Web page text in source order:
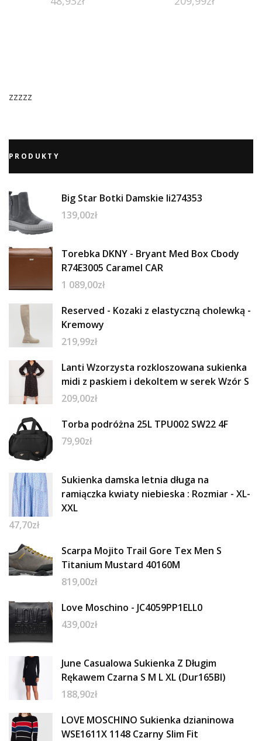
zzzzz
PRODUKTY
Big Star Botki Damskie Ii274353
139,00zł
Torebka DKNY - Bryant Med Box Cbody
R74E3005 Caramel CAR
1 089,00zł
Reserved - Kozaki z elastyczną cholewką -
Kremowy
219,99zł
Lanti Wzorzysta rozkloszowana sukienka
midi z paskiem i dekoltem w serek Wzór S
209,00zł
Torba podróżna 25L TPU002 SW22 4F
79,90zł
Sukienka damska letnia długa na
ramiączka kwiaty niebieska : Rozmiar - XL-
XXL
47,70zł
Scarpa Mojito Trail Gore Tex Men S
Titanium Mustard 40160M
819,00zł
Love Moschino - JC4059PP1ELL0
439,00zł
June Casualowa Sukienka Z Długim
Rękawem Czarna S M L XL (Dur165Bl)
188,90zł
LOVE MOSCHINO Sukienka dzianinowa
WSE1611X 1148 Czarny Slim Fit